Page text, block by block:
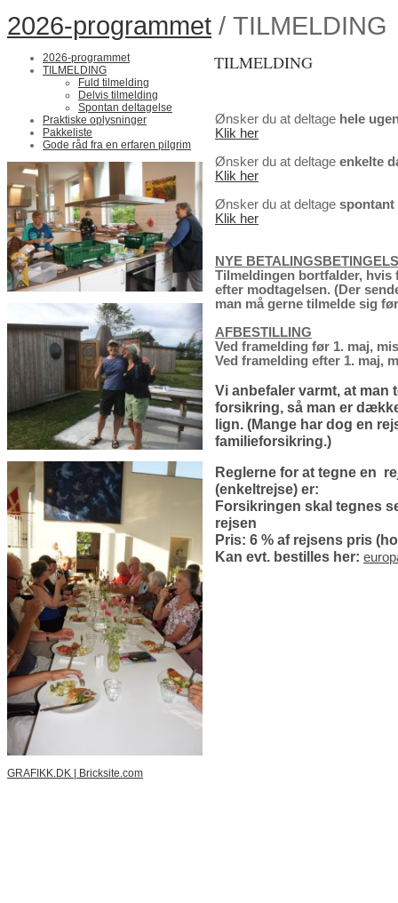
2026-programmet / TILMELDING
2026-programmet
TILMELDING
Fuld tilmelding
Delvis tilmelding
Spontan deltagelse
Praktiske oplysninger
Pakkeliste
Gode råd fra en erfaren pilgrim
TILMELDING
Ønsker du at deltage hele
Klik her
Ønsker du at deltage enkelte
Klik her
Ønsker du at deltage spontant
Klik her
NYE
Tilmeldingen bortfalder, hvis
efter modtagelsen. (Der
man må gerne tilmelde sig
AFBESTILLING
Ved framelding før 1. maj,
Ved framelding efter 1. maj,
Vi anbefaler varmt, at man
forsikring, så man er
lign. (Mange har dog en
familieforsikring.)
Reglerne for at tegne en
(enkeltrejse) er:
Forsikringen skal tegnes
rejsen
Pris: 6 % af rejsens pris
Kan evt. bestilles her:
GRAFIKK.DK Bricksite.com